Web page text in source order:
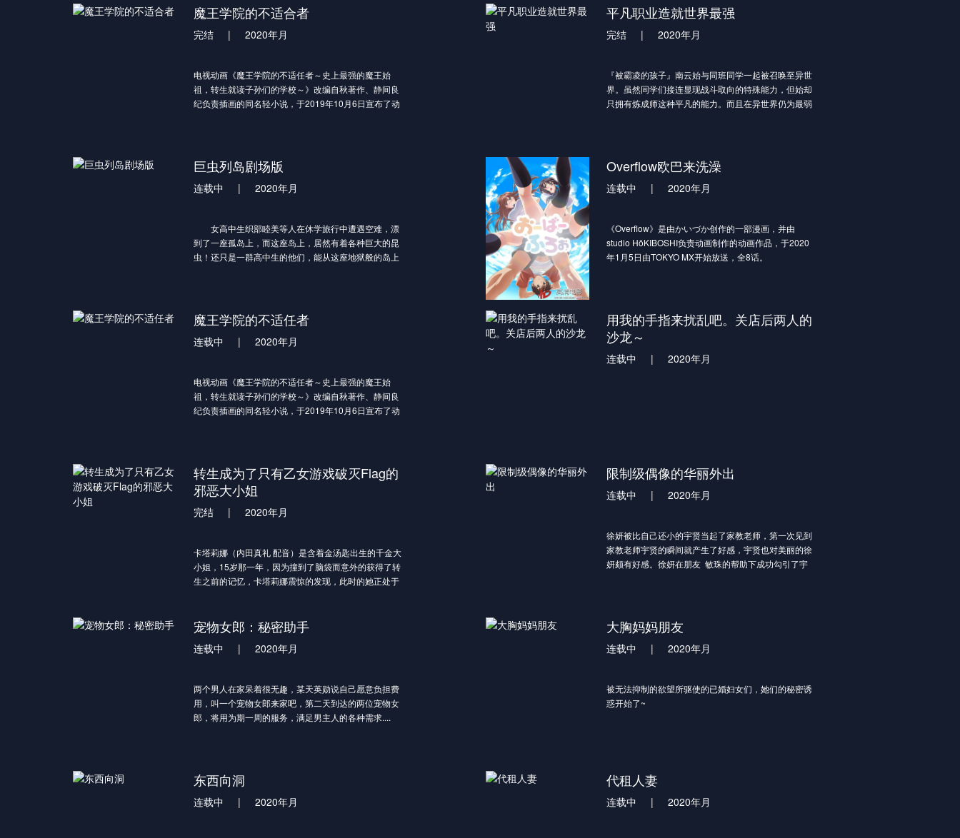
了一次，可只过了一个月就被甩了。
“啊……不行了……感觉什么都不行了……”
自暴自弃的和也，使用了“某种方法”，和女孩子去约会
一边将飘逸的黑发挂于耳后，一边看着和也的脸的美少
女水原千鹤露出了微笑。
在仅有一次的租赁中，有着闪耀光辉的真实！恋爱×心动
里面的两只猫娘香草（佐伯伊织 配音）和巧克力（八木
侑纪 配音），心软的嘉祥最终决定收留两只猫娘。之
后，个性大胆奔放的红豆（井泽诗织 配音）、自尊心超
来到了嘉祥的身边。
魔王学院的不适合者
完结 | 2020年月
电视动画《魔王学院的不适任者～史上最强的魔王始
祖，转生就读子孙们的学校～》改编自秋著作、静间良
纪负责插画的同名轻小说，于2019年10月6日宣布了动
但他在培育魔王候补的学院中的适性却是——《不适
任》！？
尽管具备能毁灭人类、精灵，甚至是众神的力量，暴虐
的他所迎来的，却是适应和平生活而变得过于弱小的子
孙们，以及各种衰退至极的魔法。
阿诺斯虽然进入了对被视作魔王转世之人进行集中教育
在众人都瞧不起他的环境里，他将唯一亲切对待自己的
等级制度上迈向巅峰！！
平凡职业造就世界最强
完结 | 2020年月
『被霸凌的孩子』南云始与同班同学一起被召唤至异世
界。虽然同学们接连显现战斗取向的特殊能力，但始却
只拥有炼成师这种平凡的能力。而且在异世界仍为最弱
保护月，月保护我。这样我就是最强的。我要扫荡一
切，超越全世界。」 坠落深渊的少年与隐居最深处的吸
血鬼，两人联手打造的『最强』异世界奇幻故事，如今
巨虫列岛剧场版
连载中 | 2020年月
女高中生织部睦美等人在休学旅行中遭遇空难，漂
到了一座孤岛上，而这座岛上，居然有着各种巨大的昆
虫！还只是一群高中生的他们，能从这座地狱般的岛上
Overflow欧巴来洗澡
连载中 | 2020年月
《Overflow》是由かいづか创作的一部漫画，并由
studio HōKIBOSHI负责动画制作的动画作品，于2020
年1月5日由TOKYO MX开始放送，全8话。
不由得流露出来的是…姐妹隐藏的恋慕心！？
我不会让你说夸张的话，
等身大的青春爱情喜剧！
魔王学院的不适任者
连载中 | 2020年月
电视动画《魔王学院的不适任者～史上最强的魔王始
祖，转生就读子孙们的学校～》改编自秋著作、静间良
纪负责插画的同名轻小说，于2019年10月6日宣布了动
但他在培育魔王候补的学院中的适性却是——《不适
任》！？
尽管具备能毁灭人类、精灵，甚至是众神的力量，暴虐
魔王“阿诺斯·波鲁迪戈乌多”却厌倦了永无止尽的斗争，
孙们，以及各种衰退至极的魔法。
阿诺斯虽然进入了对被视作魔王转世之人进行集中教育
的“魔王学院”，但学院却无法看出他的实力，使得他被
在众人都瞧不起他的环境里，他将唯一亲切对待自己的
等级制度上迈向巅峰！！
用我的手指来扰乱吧。关店后两人的
沙龙～
连载中 | 2020年月
转生成为了只有乙女游戏破灭Flag的
邪恶大小姐
完结 | 2020年月
卡塔莉娜（内田真礼 配音）是含着金汤匙出生的千金大
小姐，15岁那一年，因为撞到了脑袋而意外的获得了转
生之前的记忆，卡塔莉娜震惊的发现，此时的她正处于
竟然是游...
限制级偶像的华丽外出
连载中 | 2020年月
徐妍被比自己还小的宇贤当起了家教老师，第一次见到
家教老师宇贤的瞬间就产生了好感，宇贤也对美丽的徐
妍颇有好感。徐妍在朋友 敏珠的帮助下成功勾引了宇
刚刚开始。
宠物女郎：秘密助手
连载中 | 2020年月
两个男人在家呆着很无趣，某天英勋说自己愿意负担费
用，叫一个宠物女郎来家吧，第二天到达的两位宠物女
郎，将用为期一周的服务，满足男主人的各种需求....
大胸妈妈朋友
连载中 | 2020年月
被无法抑制的欲望所驱使的已婚妇女们，她们的秘密诱
惑开始了~
了，亨哲便趁着敏珠外出找工作之时，跟性感的罗妍独
处，也发生了不可描述的关系..
东西向洞
连载中 | 2020年月
代租人妻
连载中 | 2020年月